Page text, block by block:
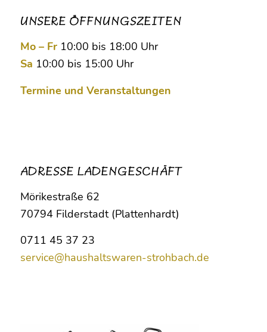
UNSERE ÖFFNUNGSZEITEN
Mo – Fr10:00 bis 18:00 Uhr
Sa 10:00 bis 15:00 Uhr
Termine und Veranstaltungen
ADRESSE LADENGESCHÄFT
Mörikestraße 62
70794 Filderstadt (Plattenhardt)
0711 45 37 23
service@haushaltswaren-strohbach.de